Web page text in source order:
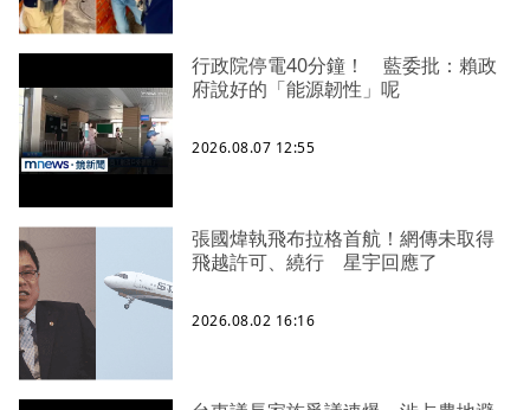
行政院停電40分鐘！ 藍委批：賴政
府說好的「能源韌性」呢
2026.08.07 12:55
張國煒執飛布拉格首航！網傳未取得
飛越許可、繞行 星宇回應了
2026.08.02 16:16